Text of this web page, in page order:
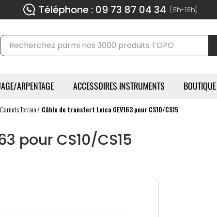
Téléphone : 09 73 87 04 34 (8h-18h)
ARPENTAGE ACCESSOIRES INSTRUMENTS
Terrain Câble de transfert Leica GEV163 pour CS10/CS15
pour CS10/CS15